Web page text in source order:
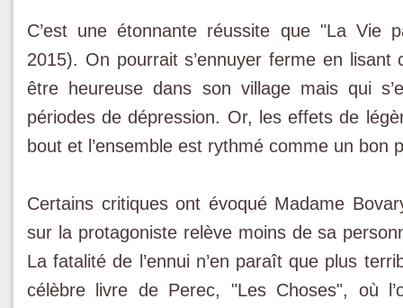
C’est une étonnante réussite que "La Vie
2015). On pourrait s’ennuyer ferme en
être heureuse dans son village mais qui
périodes de dépression. Or, les effets de
bout et l’ensemble est rythmé comme un bon
Certains critiques ont évoqué Madame
sur la protagoniste relève moins de sa
La fatalité de l’ennui n’en paraît que plus
célèbre livre de Perec, "Les Choses", où